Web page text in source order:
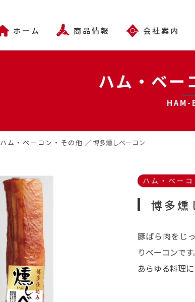
ホーム 商品情報 会社案内
ハム・ベー
HAM-
ハム・ベーコン・その他 ／博多燻しベーコン
ハム・ベー
博多燻
豚ばら肉をじ
りベーコンです
あらゆる料理